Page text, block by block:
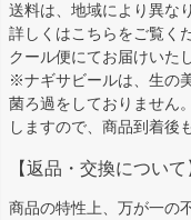
送料は、地域により異な
詳しくはこちらをご覧く
クール便にてお届けいた
※ナギサビールは、生の
菌ろ過をしておりません
しますので、商品到着後
【返品・交換について
商品の特性上、万が一の